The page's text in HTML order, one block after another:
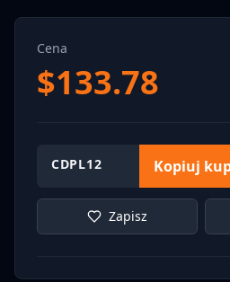
Cena
$133.78
CDPL12 Kopiuj
Zapisz